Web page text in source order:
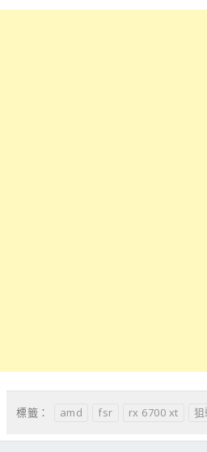
標籤： amd fsr rx 6700 xt